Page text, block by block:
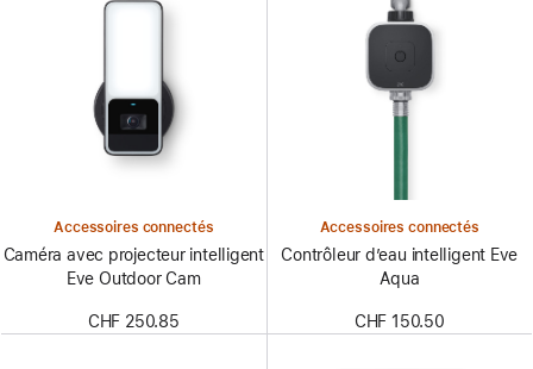
Accessoires connectés
Caméra avec projecteur intelligent
Eve Outdoor Cam
CHF 250.85
Accessoires connectés
Contrôleur d’eau intelligent Eve
Aqua
CHF 150.50